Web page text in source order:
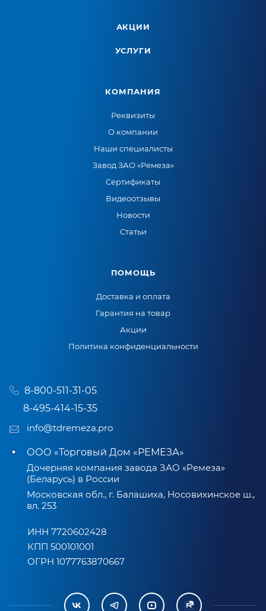
АКЦИИ
УСЛУГИ
КОМПАНИЯ
Реквизиты
О компании
Наши специалисты
Завод ЗАО «Ремеза»
Сертификаты
Видеоотзывы
Новости
Статьи
ПОМОЩЬ
Доставка и оплата
Гарантия на товар
Акции
Политика конфиденциальности
8-800-511-31-05
8-495-414-15-35
info@tdremeza.pro
ООО «Торговый Дом «РЕМЕЗА»
Дочерняя компания завода ЗАО «Ремеза»
(Беларусь) в России
Московская обл., г. Балашиха, Носовихинское ш.,
вл. 253
ИНН 7720602428
КПП 500101001
ОГРН 1077763870667